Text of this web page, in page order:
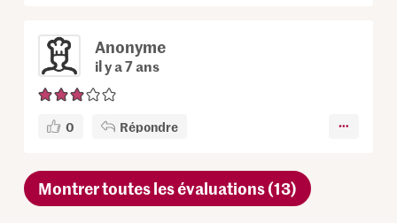
Anonyme
il y a 7 ans
0 Répondre
Montrer toutes les évaluations (13)